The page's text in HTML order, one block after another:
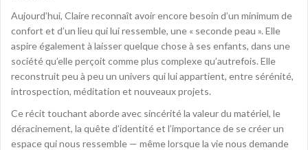
Aujourd’hui, Claire reconnaît avoir encore besoin d’un minimum de
confort et d’un lieu qui lui ressemble, une « seconde peau ». Elle
aspire également à laisser quelque chose à ses enfants, dans une
société qu’elle perçoit comme plus complexe qu’autrefois. Elle
reconstruit peu à peu un univers qui lui appartient, entre sérénité,
introspection, méditation et nouveaux projets.
Ce récit touchant aborde avec sincérité la valeur du matériel, le
déracinement, la quête d’identité et l’importance de se créer un
espace qui nous ressemble — même lorsque la vie nous demande